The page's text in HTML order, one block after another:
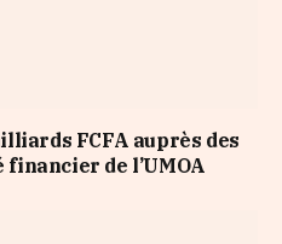
FCFA auprès des
de l’UMOA